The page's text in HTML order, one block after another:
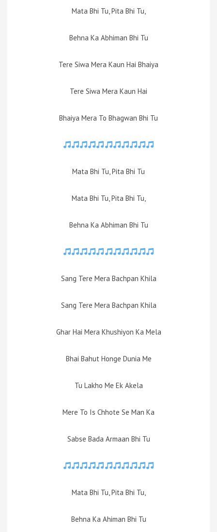
Mata Bhi Tu, Pita Bhi Tu,
Behna Ka Abhiman Bhi Tu
Tere Siwa Mera Kaun Hai Bhaiya
Tere Siwa Mera Kaun Hai
Bhaiya Mera To Bhagwan Bhi Tu
Mata Bhi Tu, Pita Bhi Tu
Mata Bhi Tu, Pita Bhi Tu,
Behna Ka Abhiman Bhi Tu
Sang Tere Mera Bachpan Khila
Sang Tere Mera Bachpan Khila
Ghar Hai Mera Khushiyon Ka Mela
Bhai Bahut Honge Dunia Me
Tu Lakho Me Ek Akela
Mere To Is Chhote Se Man Ka
Sabse Bada Armaan Bhi Tu
Mata Bhi Tu, Pita Bhi Tu,
Behna Ka Ahiman Bhi Tu